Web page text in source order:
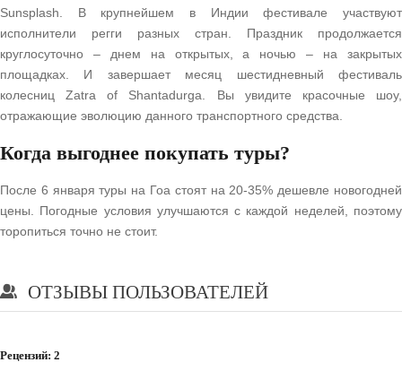
Sunsplash. В крупнейшем в Индии фестивале участвуют
исполнители регги разных стран. Праздник продолжается
круглосуточно – днем на открытых, а ночью – на закрытых
площадках. И завершает месяц шестидневный фестиваль
колесниц Zatra of Shantadurga. Вы увидите красочные шоу,
отражающие эволюцию данного транспортного средства.
Когда выгоднее покупать туры?
После 6 января туры на Гоа стоят на 20-35% дешевле новогодней
цены. Погодные условия улучшаются с каждой неделей, поэтому
торопиться точно не стоит.
ОТЗЫВЫ ПОЛЬЗОВАТЕЛЕЙ
Рецензий: 2